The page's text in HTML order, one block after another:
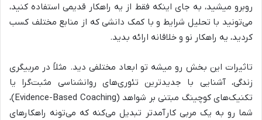
روبرو میشید، به جای اینکه فقط از یه راهکار قدیمی استفاده کنید،
می‌تونید با تحلیل شرایط و با کمک دانشی که از منابع مختلف کسب
کردید، یه راهکار نو و خلاقانه ارائه بدید.
تاثیرات این بخش رو میشه تو ابعاد مختلفی دید. مثلاً در مربیگری
زندگی، آشنایی با جدیدترین تئوری‌های روانشناسی مثبت‌گرا یا
تکنیک‌های کوچینگ مبتنی بر شواهد (Evidence-Based Coaching)،
شما رو به یک مربی کارآمدتر تبدیل می‌کنه که می‌تونه راهکارهای